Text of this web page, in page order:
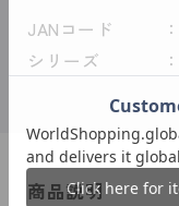
JANコード
シリーズ
商品説明